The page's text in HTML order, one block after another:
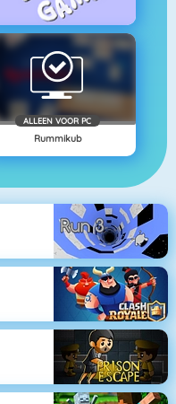
ALLEEN VOOR PC
Rummikub